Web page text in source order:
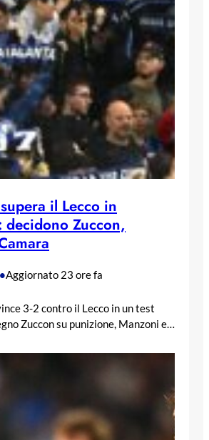
il Lecco in
decidono Zuccon,
•Aggiornato 23 ore fa
3-2 contro il Lecco in un test
Zuccon su punizione, Manzoni e…